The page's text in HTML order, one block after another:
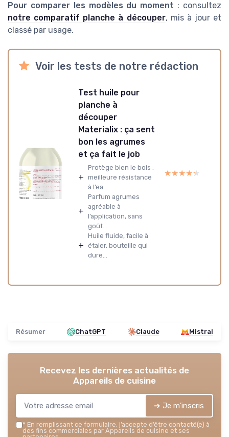
Pour comparer les modèles du moment : consultez
notre comparatif planche à découper, mis à jour et
classé par usage.
Voir les tests de notre rédaction
Test huile pour
planche à
découper
Materialix : ça sent
bon les agrumes
et ça fait le job
+
Protège bien le bois :
meilleure résistance
à l’ea...
+
Parfum agrumes
agréable à
l’application, sans
goût...
+
Huile fluide, facile à
étaler, bouteille qui
dure...
★★★★★
★★★★★
Résumer ChatGPT Claude Mistral
Recevez les dernières actualités de
Appareils de cuisine
➔ Je m'inscris
* En remplissant ce formulaire, j’accepte d’être contacté(e) à
des fins commerciales par Appareils de cuisine et ses